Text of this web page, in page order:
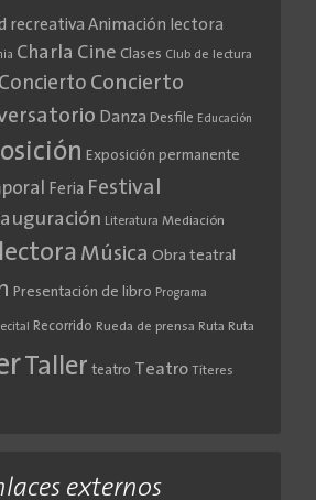
recreativa Animación lectora
Charla Cine Clases Club de lectura
Concierto Concierto
Danza Desfile Educación
Exposición permanente
Feria Festival
Literatura Mediación
Música Obra teatral
Presentación de libro Programa
Recorrido Rueda de prensa Ruta Ruta
Taller teatro Teatro Títeres
externos